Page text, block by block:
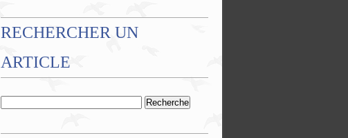
RECHERCHER UN
ARTICLE